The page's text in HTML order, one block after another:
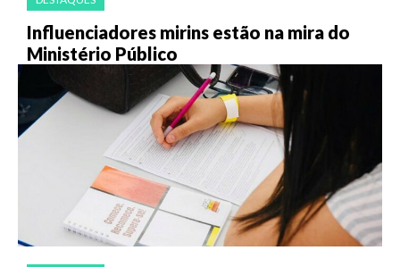
Influenciadores mirins estão na mira do
Ministério Público